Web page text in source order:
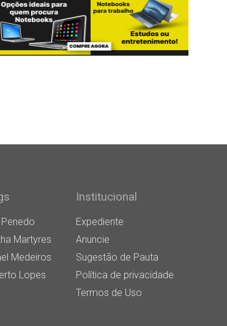
Martyres
Medeiros
Lopes
Institucional
Expediente
Anuncie
Sugestão de Pauta
Política de privacidade
Termos de Uso